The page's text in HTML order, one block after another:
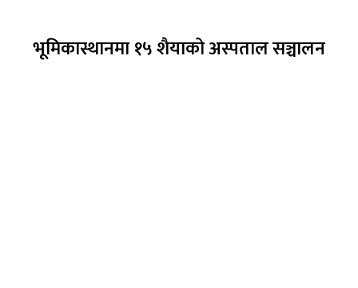
भूमिकास्थानमा १५ शैयाको अस्पताल सञ्चालन